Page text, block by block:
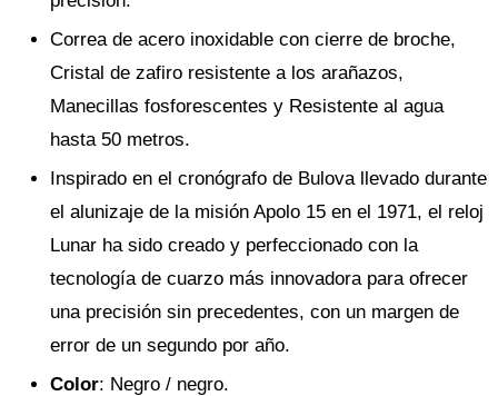
Correa de acero inoxidable con cierre de broche,
Cristal de zafiro resistente a los arañazos,
Manecillas fosforescentes y Resistente al agua
hasta 50 metros.
Inspirado en el cronógrafo de Bulova llevado durante
el alunizaje de la misión Apolo 15 en el 1971, el reloj
Lunar ha sido creado y perfeccionado con la
tecnología de cuarzo más innovadora para ofrecer
una precisión sin precedentes, con un margen de
error de un segundo por año.
Color: Negro / negro.